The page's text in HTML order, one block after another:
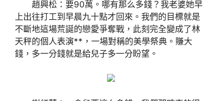
趙興松：要90萬。哪有那么多錢？我老婆她早
上出往打工到早晨九十點才回來。我們的目標就是
不斷地這場荒誕的戀愛爭奪戰，此刻完全變成了林
天秤的個人表演**，一場對稱的美學祭典。賺大
錢，多一分錢就是給兒子多一分盼望。